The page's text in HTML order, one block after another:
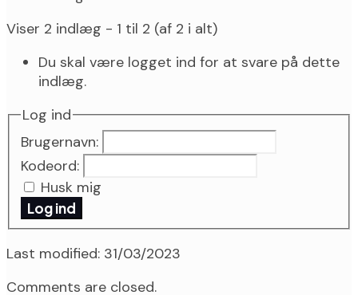
Viser 2 indlæg - 1 til 2 (af 2 i alt)
Du skal være logget ind for at svare på dette
indlæg.
Log ind
Brugernavn:
Kodeord:
Husk mig
Log ind
Last modified: 31/03/2023
Comments are closed.